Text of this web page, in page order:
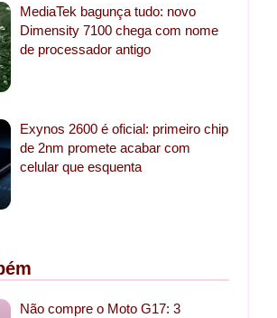
MediaTek bagunça tudo: novo
Dimensity 7100 chega com nome
de processador antigo
Exynos 2600 é oficial: primeiro chip
de 2nm promete acabar com
celular que esquenta
Não compre o Moto G17: 3